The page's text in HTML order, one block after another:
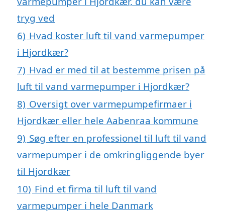
tryg ved
6) Hvad koster luft til vand varmepumper
i Hjordkær?
7) Hvad er med til at bestemme prisen på
luft til vand varmepumper i Hjordkær?
8) Oversigt over varmepumpefirmaer i
Hjordkær eller hele Aabenraa kommune
9) Søg efter en professionel til luft til vand
varmepumper i de omkringliggende byer
til Hjordkær
10) Find et firma til luft til vand
varmepumper i hele Danmark